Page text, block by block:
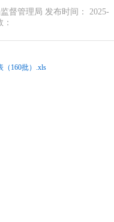
督管理局 发布时间： 2025-
（160批）.xls